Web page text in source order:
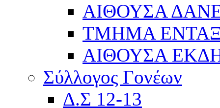
ΑΙΘΟΥΣΑ
ΤΜΗΜΑ
ΑΙΘΟΥΣΑ
Σύλλογος Γονέων
Δ.Σ 12-13